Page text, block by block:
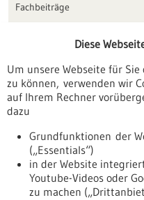
Fachbeiträge
Veranstaltungen
Erscheinungsdatum
Diese
Um unsere Webseite für
zu können, verwenden wir
auf Ihrem Rechner
dazu
Grundfunktionen der
(„Essentials“)
in der Website
Youtube-Videos oder
zu machen